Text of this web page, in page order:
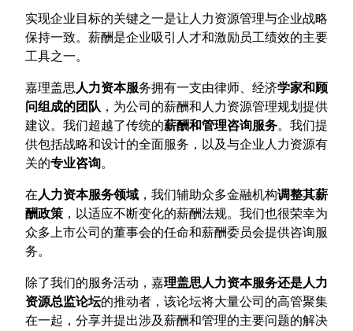
实现企业目标的关键之一是让人力资源管理与企业战略
保持一致。薪酬是企业吸引人才和激励员工绩效的主要
工具之一。
嘉理盖思人力资本服务拥有一支由律师、经济学家和顾
问组成的团队 ，为公司的薪酬和人力资源管理规划提供
建议。我们超越了传统的薪酬和管理咨询服务。我们提
供包括战略和设计的全面服务，以及与企业人力资源有
关的专业咨询。
在人力资本服务领域 ，我们辅助众多金融机构调整其薪
酬政策 ，以适应不断变化的薪酬法规。我们也很荣幸为
众多上市公司的董事会的任命和薪酬委员会提供咨询服
务。
除了我们的服务活动，嘉理盖思人力资本服务还是人力
资源总监论坛的推动者，该论坛将大量公司的高管聚集
在一起，分享并提出涉及薪酬和管理的主要问题的解决